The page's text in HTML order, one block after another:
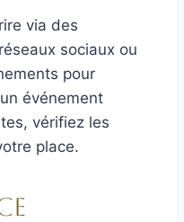
via des
sociaux ou
pour
événement
vérifiez les
place.